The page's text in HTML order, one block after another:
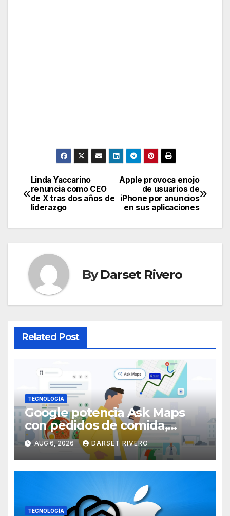
Post
navigation
Apple provoca enojo
de usuarios de
iPhone por anuncios
en sus aplicaciones
Linda Yaccarino
renuncia como CEO
de X tras dos años de
liderazgo
ByDarset Rivero
Related Post
TECNOLOGÍA
Google potencia Ask Maps
con pedidos de comida,
transporte público en tiempo
real y sugerencias
personalizadas
AUG 6, 2026 DARSET RIVERO
TECNOLOGÍA